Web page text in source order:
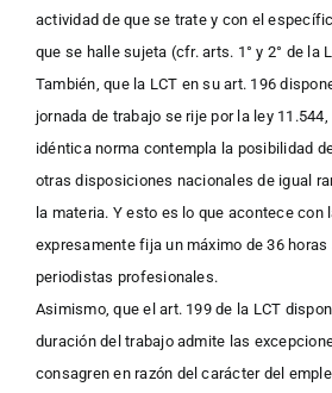
actividad de que se trate y con el
que se halle sujeta (cfr. arts. 1° y 2° de la
También, que la LCT en su art. 196
jornada de trabajo se rije por la ley
idéntica norma contempla la posibilidad
otras disposiciones nacionales de igual
la materia. Y esto es lo que acontece con
expresamente fija un máximo de 36
periodistas profesionales.
Asimismo, que el art. 199 de la LCT
duración del trabajo admite las
consagren en razón del carácter del